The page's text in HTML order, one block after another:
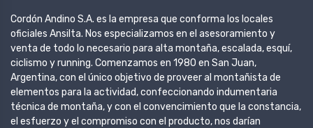
Cordón Andino S.A. es la empresa que conforma los locales
oficiales Ansilta. Nos especializamos en el asesoramiento y
venta de todo lo necesario para alta montaña, escalada, esquí,
ciclismo y running. Comenzamos en 1980 en San Juan,
Argentina, con el único objetivo de proveer al montañista de
elementos para la actividad, confeccionando indumentaria
técnica de montaña, y con el convencimiento que la constancia,
el esfuerzo y el compromiso con el producto, nos darían